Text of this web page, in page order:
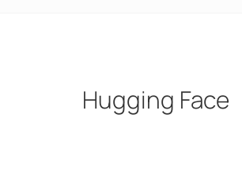
Hugging Face